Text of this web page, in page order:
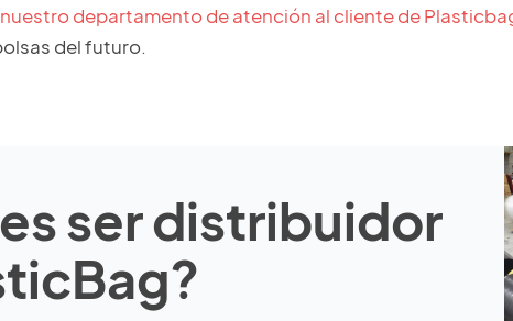
departamento de atención al cliente de
del futuro.
ser distribuidor